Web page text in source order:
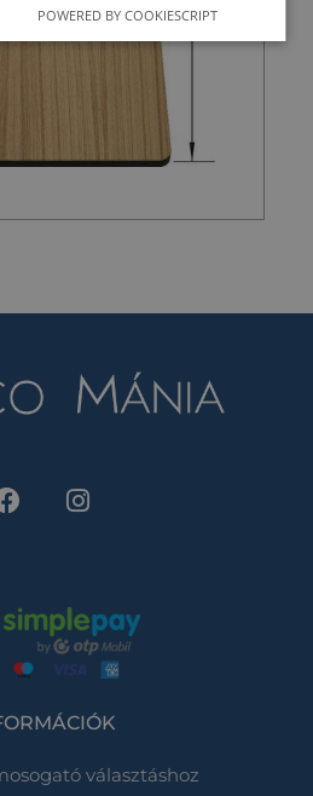
választáshoz
POWERED BY COOKIESCRIPT